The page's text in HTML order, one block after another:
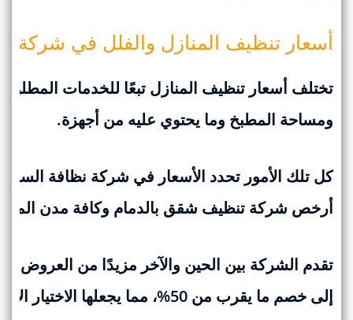
أسعار تنظيف المنازل والفلل في شركة
تختلف أسعار تنظيف المنازل تبعًا للخدمات
ومساحة المطبخ وما يحتوي عليه من أجهزة.
كل تلك الأمور تحدد الأسعار في شركة نظافة
أرخص شركة تنظيف شقق بالدمام وكافة مدن
تقدم الشركة بين الحين والآخر مزيدًا من العروض
إلى خصم ما يقرب من 50%، مما يجعلها الاختيار الأمثل في جميع الاحوال.